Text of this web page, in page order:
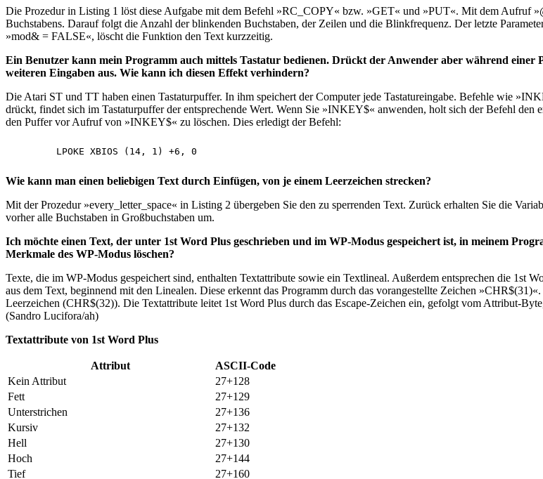
Die Prozedur in Listing 1 löst diese Aufgabe mit dem Befehl »RC_COPY« bzw. »GET« und »PUT«. Mit dem Aufruf
Buchstabens. Darauf folgt die Anzahl der blinkenden Buchstaben, der Zeilen und die Blinkfrequenz. Der letzte
»mod& = FALSE«, löscht die Funktion den Text kurzzeitig.
Ein Benutzer kann mein Programm auch mittels Tastatur bedienen. Drückt der Anwender aber während
weiteren Eingaben aus. Wie kann ich diesen Effekt verhindern?
Die Atari ST und TT haben einen Tastaturpuffer. In ihm speichert der Computer jede Tastatureingabe. Befehle wie
drückt, findet sich im Tastaturpuffer der entsprechende Wert. Wenn Sie »INKEY$« anwenden, holt sich der Befehl den
den Puffer vor Aufruf von »INKEY$« zu löschen. Dies erledigt der Befehl:
Wie kann man einen beliebigen Text durch Einfügen, von je einem Leerzeichen strecken?
Mit der Prozedur »every_letter_space« in Listing 2 übergeben Sie den zu sperrenden Text. Zurück erhalten Sie die
vorher alle Buchstaben in Großbuchstaben um.
Ich möchte einen Text, der unter 1st Word Plus geschrieben und im WP-Modus gespeichert ist, in meinem
Merkmale des WP-Modus löschen?
Texte, die im WP-Modus gespeichert sind, enthalten Textattribute sowie ein Textlineal. Außerdem entsprechen die 1st
aus dem Text, beginnend mit den Linealen. Diese erkennt das Programm durch das vorangestellte Zeichen
Leerzeichen (CHR$(32)). Die Textattribute leitet 1st Word Plus durch das Escape-Zeichen ein, gefolgt vom Attribut-
(Sandro Lucifora/ah)
Textattribute von 1st Word Plus
Attribut
ASCII-Code
Kein Attribut
27+128
Fett
27+129
Unterstrichen
27+136
Kursiv
27+132
Hell
27+130
Hoch
27+144
Tief
27+160